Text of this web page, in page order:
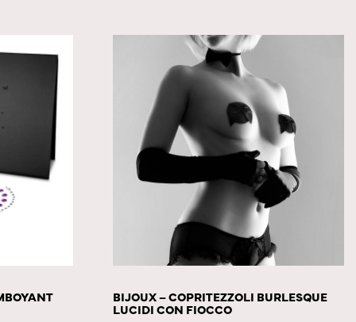
BIJOUX – COPRITEZZOLI BURLESQUE
LUCIDI CON FIOCCO